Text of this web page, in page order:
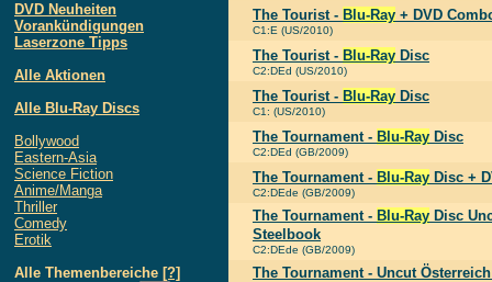
DVD Neuheiten
Vorankündigungen
Laserzone Tipps
Alle Aktionen
Alle Blu-Ray Discs
Bollywood
Eastern-Asia
Science Fiction
Anime/Manga
Thriller
Comedy
Erotik
Alle Themenbereiche [?]
The Tourist - Blu-Ray + DVD
C1:E (US/2010)
The Tourist - Blu-Ray Disc
C2:DEd (US/2010)
The Tourist - Blu-Ray Disc
C1: (US/2010)
The Tournament - Blu-Ray Disc
C2:DEd (GB/2009)
The Tournament - Blu-Ray Disc +
C2:DEde (GB/2009)
The Tournament - Blu-Ray Disc
Steelbook
C2:DEde (GB/2009)
The Tournament - Uncut